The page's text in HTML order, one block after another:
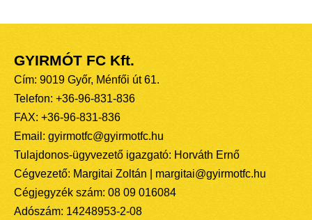
GYIRMÓT FC Kft.
Cím: 9019 Győr, Ménfői út 61.
Telefon: +36-96-831-836
FAX: +36-96-831-836
Email: gyirmotfc@gyirmotfc.hu
Tulajdonos-ügyvezető igazgató: Horváth Ernő
Cégvezető: Margitai Zoltán | margitai@gyirmotfc.hu
Cégjegyzék szám: 08 09 016084
Adószám: 14248953-2-08